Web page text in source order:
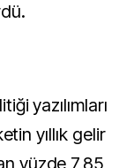
yazılımları
yıllık gelir
yüzde 7,85